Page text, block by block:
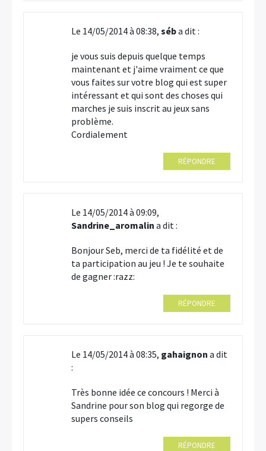
Le 14/05/2014 à 08:38, séba dit :
je vous suis depuis quelque temps
maintenant et j'aime vraiment ce que
vous faites sur votre blog qui est super
intéressant et qui sont des choses qui
marches je suis inscrit au jeux sans
problème.
Cordialement
RÉPONDRE
Le 14/05/2014 à 09:09,
Sandrine_aromalin a dit :
Bonjour Seb, merci de ta fidélité et de
ta participation au jeu ! Je te souhaite
de gagner :razz:
RÉPONDRE
Le 14/05/2014 à 08:35, gahaignon a dit
:
Très bonne idée ce concours ! Merci à
Sandrine pour son blog qui regorge de
supers conseils
RÉPONDRE